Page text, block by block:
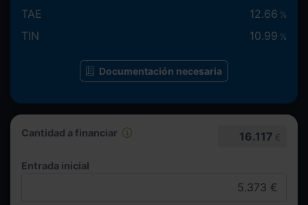
Cantidad a financiar 16.117 €
Entrada inicial
TAE 12.66 %
TIN 10.99 %
Documentación necesaria